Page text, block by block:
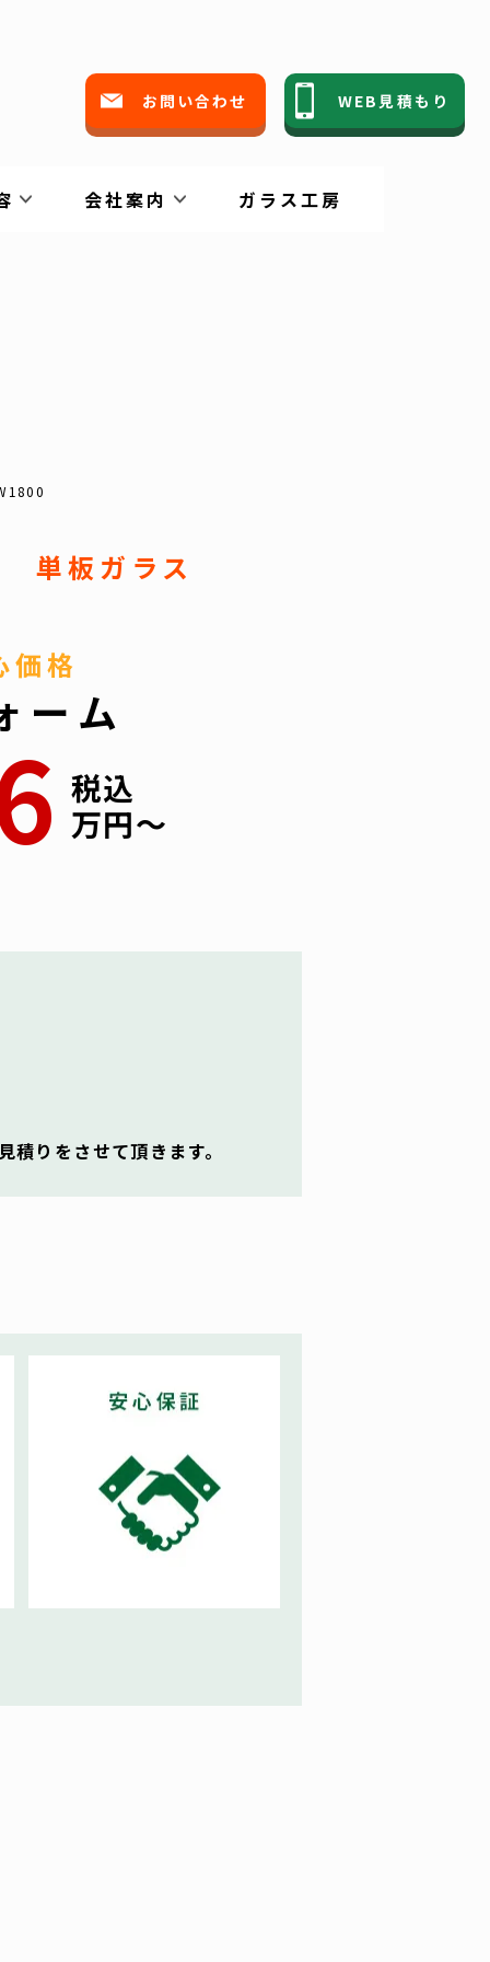
お問い合わせ WEB見積もり
会社案内 ガラス工房
単板ガラス
価格
ーム
税込
万円〜
りをさせて頂きます。